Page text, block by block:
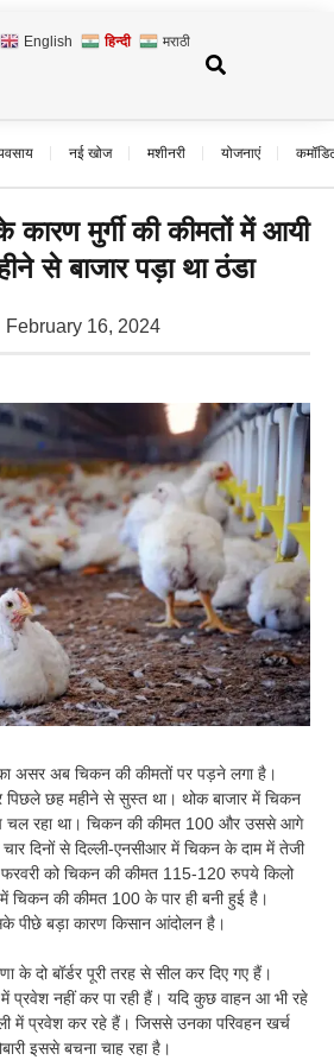
English हिन्दी मराठी
नई खोज मशीनरी योजनाएं
मुर्गी की कीमतों में आयी
से बाजार पड़ा था ठंडा
February 16, 2024
असर अब चिकन की कीमतों पर पड़ने लगा है।
पिछले छह महीने से सुस्त था। थोक बाजार में चिकन
चल रहा था। चिकन की कीमत 100 और उससे आगे
दिनों से दिल्ली-एनसीआर में चिकन के दाम में तेजी
को चिकन की कीमत 115-120 रुपये किलो
चिकन की कीमत 100 के पार ही बनी हुई है।
पीछे बड़ा कारण किसान आंदोलन है।
के दो बॉर्डर पूरी तरह से सील कर दिए गए हैं।
में प्रवेश नहीं कर पा रही हैं। यदि कुछ वाहन आ भी रहे
में प्रवेश कर रहे हैं। जिससे उनका परिवहन खर्च
इससे बचना चाह रहा है।